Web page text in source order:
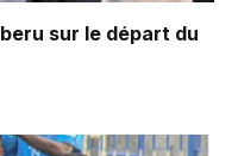
sur le départ du